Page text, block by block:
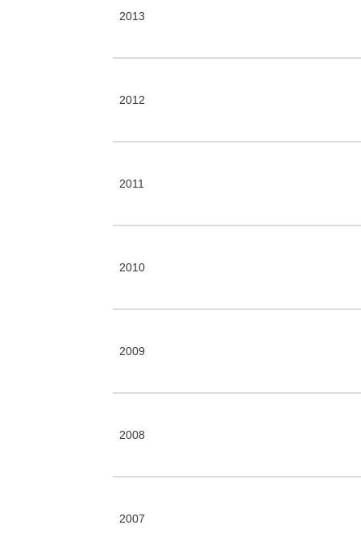
2013
2012
2011
2010
2009
2008
2007